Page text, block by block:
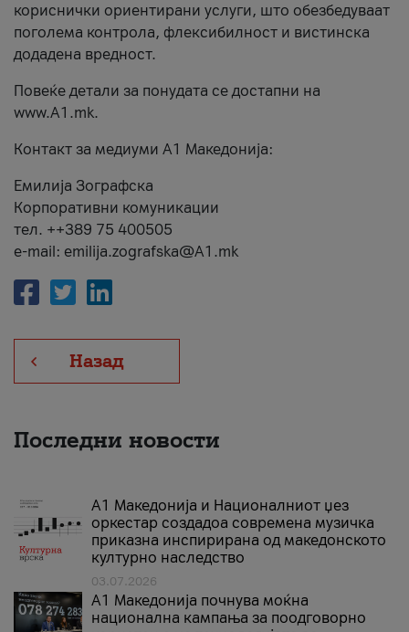
кориснички ориентирани услуги, што обезбедуваат
поголема контрола, флексибилност и вистинска
додадена вредност.
Повеќе детали за понудата се достапни на
www.А1.mk.
Контакт за медиуми А1 Македонија:
Емилија Зографска
Корпоративни комуникации
тел. ++389 75 400505
e-mail: emilija.zografska@A1.mk
Назад
Последни новости
А1 Македонија и Националниот џез
оркестар создадоа современа музичка
приказна инспирирана од македонското
културно наследство
03.07.2026
A1 Македонија почнува моќна
национална кампања за поодговорно